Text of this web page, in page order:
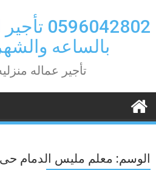
to
content
بالساعه
تأجير عماله
الوسم: معلم مليس الدمام